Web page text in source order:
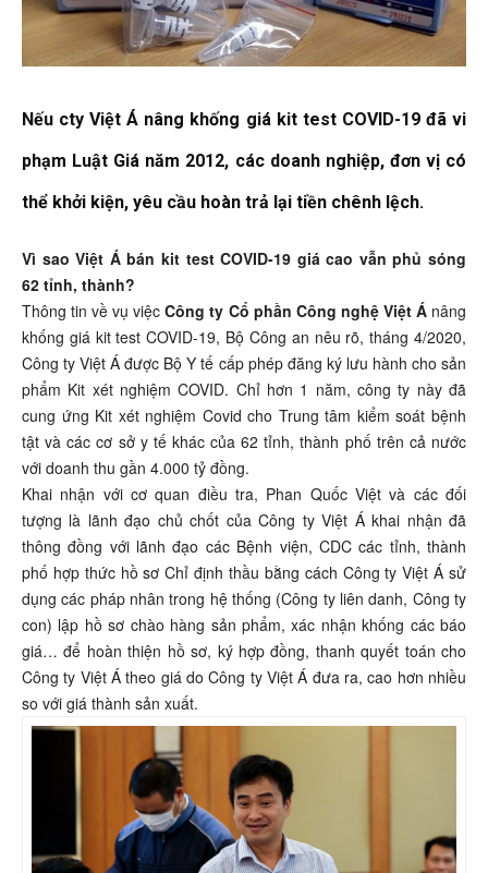
Nếu cty Việt Á nâng khống giá kit test COVID-19 đã vi
phạm Luật Giá năm 2012, các doanh nghiệp, đơn vị có
thể khởi kiện, yêu cầu hoàn trả lại tiền chênh lệch.
Vì sao Việt Á bán kit test COVID-19 giá cao vẫn phủ sóng
62 tỉnh, thành?
Thông tin về vụ việcCông ty Cổ phần Công nghệ Việt Ánâng
khống giá kit test COVID-19, Bộ Công an nêu rõ, tháng 4/2020,
Công ty Việt Á được Bộ Y tế cấp phép đăng ký lưu hành cho sản
phẩm Kit xét nghiệm COVID. Chỉ hơn 1 năm, công ty này đã
cung ứng Kit xét nghiệm Covid cho Trung tâm kiểm soát bệnh
tật và các cơ sở y tế khác của 62 tỉnh, thành phố trên cả nước
với doanh thu gần 4.000 tỷ đồng.
Khai nhận với cơ quan điều tra, Phan Quốc Việt và các đối
tượng là lãnh đạo chủ chốt của Công ty Việt Á khai nhận đã
thông đồng với lãnh đạo các Bệnh viện, CDC các tỉnh, thành
phố hợp thức hồ sơ Chỉ định thầu bằng cách Công ty Việt Á sử
dụng các pháp nhân trong hệ thống (Công ty liên danh, Công ty
con) lập hồ sơ chào hàng sản phẩm, xác nhận khống các báo
giá… để hoàn thiện hồ sơ, ký hợp đồng, thanh quyết toán cho
Công ty Việt Á theo giá do Công ty Việt Á đưa ra, cao hơn nhiều
so với giá thành sản xuất.